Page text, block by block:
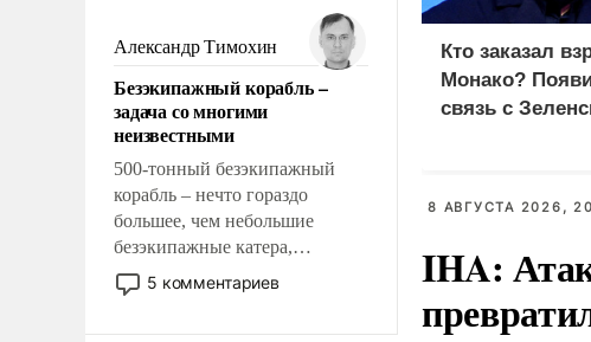
чем она отличается от просто
образованных людей. Иногда
казалось, что эти вопросы
решены раз и навсегда, но –
нет, не решены.
Александр Тимохин
Безэкипажный корабль –
задача со многими
неизвестными
500-тонный безэкипажный
корабль – нечто гораздо
большее, чем небольшие
безэкипажные катера,
применение которых уже
стало обыденностью. Задача по
5 комментариев
Кто заказал
Монако?
связь с
8 АВГУСТА 2026,
IHA: